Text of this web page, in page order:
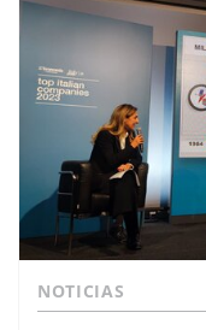
NOTICIAS